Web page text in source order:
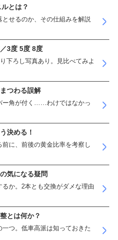
とは？
とせるのか、その仕組みを解説
3度 5度 8度
下ろし写真あり。見比べてみよ
つわる誤解
ー角が付く……わけではなかっ
決める！
前に、前後の黄金比率を考察し
気になる疑問
か。2本とも交換がダメな理由
とは何か？
つ。低車高派は知っておきた